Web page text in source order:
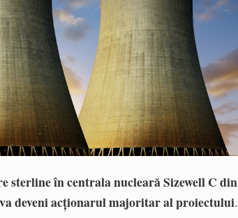
sterline în centrala nucleară Sizewell C din
deveni acţionarul majoritar al proiectului.